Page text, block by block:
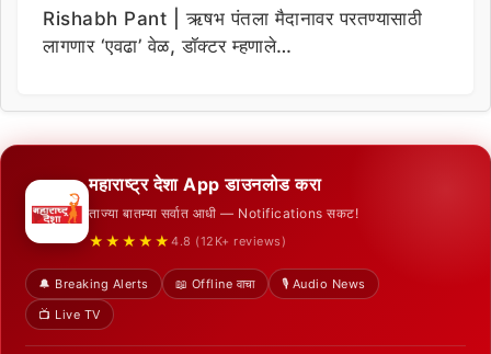
Rishabh Pant | ऋषभ पंतला मैदानावर परतण्यासाठी
लागणार ‘एवढा’ वेळ, डॉक्टर म्हणाले…
महाराष्ट्र देशा App डाउनलोड करा
ताज्या बातम्या सर्वात आधी — Notifications सकट!
★★★★★ 4.8 (12K+ reviews)
🔔 Breaking Alerts 📖 Offline वाचा
🎙️ Audio News
📺 Live TV